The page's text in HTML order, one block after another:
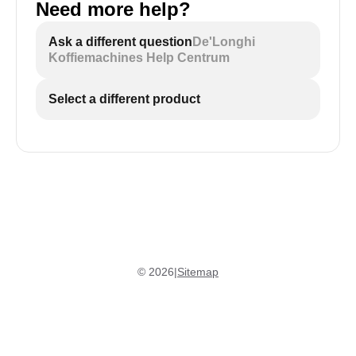
Need more help?
Ask a different question De'Longhi
Koffiemachines Help Centrum
Select a different product
© 2026|Sitemap